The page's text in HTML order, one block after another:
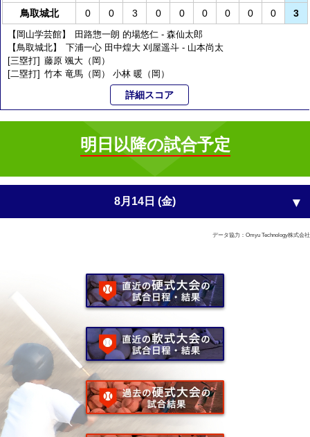
鳥取城北
0 0 3 0 0 0 0 0 0 3
【岡山学芸館】 田路惣一朗 的場悠仁 - 森仙太郎
【鳥取城北】
下浦一心 田中煌大 刈屋遥斗 - 山本尚太
[三塁打] 藤原 颯大（岡）
[二塁打] 竹本 竜馬（岡） 小林 暖（岡）
詳細スコア
明日以降の試合予定
8月14日 (金)
データ協力：Omyu Technology株式会社